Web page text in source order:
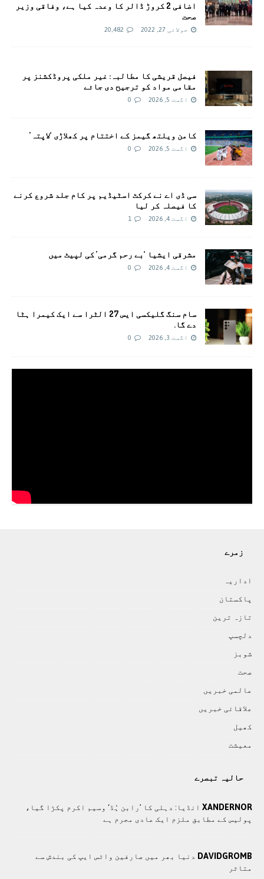
اضافی 2 کروڑ ڈالر کا وعدہ کیا ہے، وفاقی وزیر
صحت
جولائی 27, 2022 20,482
فیصل قریشی کا مطالبہ: غیر ملکی پروڈکشنز پر
مقامی مواد کو ترجیح دی جائے
اگست 5, 2026 0
کامن ویلتھ گیمز کے اختتام پر کھلاڑی ‘لاپتہ’
اگست 5, 2026 0
سی ڈی اے نے کرکٹ اسٹیڈیم پر کام جلد شروع کرنے
کا فیصلہ کر لیا
اگست 4, 2026 1
مشرقی ایشیا ‘بے رحم گرمی’ کی لپیٹ میں
اگست 4, 2026 0
سام سنگ گلیکسی ایس 27 الٹرا سے ایک کیمرا ہٹا
دے گا.
اگست 3, 2026 0
زمرے
اداريہ
پاکستان
تازہ ترين
دلچسپ
شوبز
صحت
عالمی خبريں
علاقائی خبريں
کھيل
معيشت
حالیہ تبصرے
XANDERNOR انڈیا: دہلی کا ’رابن ہُڈ‘ وسیم اکرم پکڑا گیا،
پولیس کے مطابق ملزم ایک عادی مجرم ہے
DAVIDGROMB دنیا بھر میں صارفین واٹس ایپ کی بندش سے
متاثر